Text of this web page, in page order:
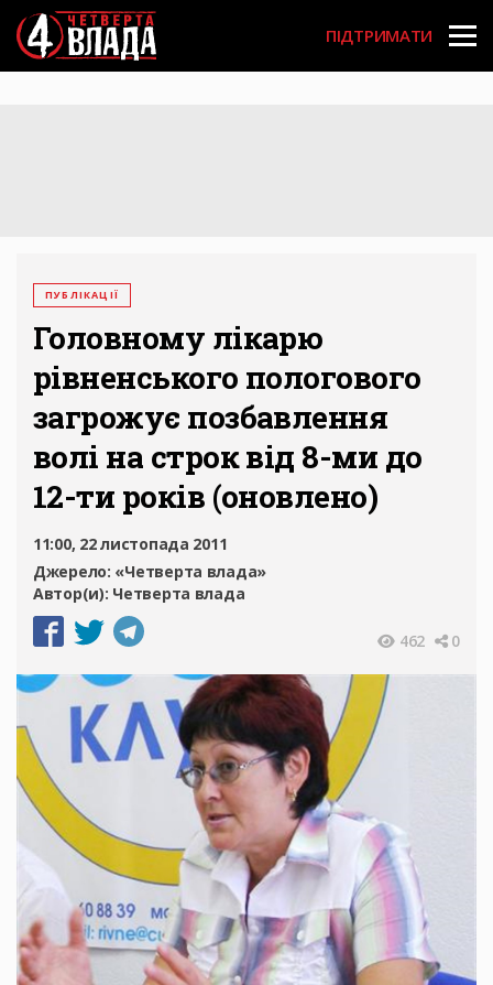
Перейти
до
основного
вмісту
User
account
ПІДТРИМАТИ
ПУБЛІКАЦІЇ
Головному лікарю
рівненського пологового
загрожує позбавлення
волі на строк від 8-ми до
12-ти років (оновлено)
11:00, 22 листопада 2011
Джерело: «Четверта влада»
Автор(и): Четверта влада
462 0